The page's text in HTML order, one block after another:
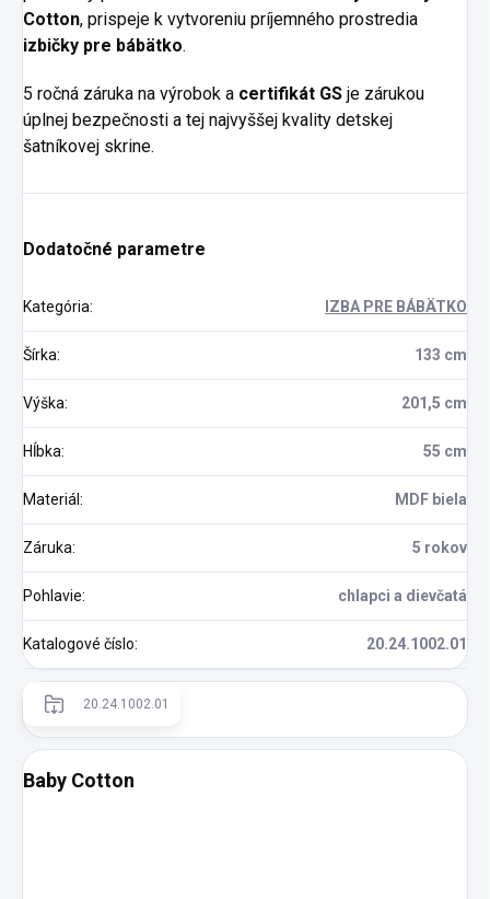
Cotton, prispeje k vytvoreniu príjemného prostredia
izbičky pre bábätko.
5 ročná záruka na výrobok a certifikát GS je zárukou
úplnej bezpečnosti a tej najvyššej kvality detskej
šatníkovej skrine.
Dodatočné parametre
Kategória: IZBA PRE BÁBÄTKO
Šírka: 133 cm
Výška: 201,5 cm
Hĺbka: 55 cm
Materiál : MDF biela
Záruka: 5 rokov
Pohlavie: chlapci a dievčatá
Katalogové číslo: 20.24.1002.01
20.24.1002.01
Baby Cotton